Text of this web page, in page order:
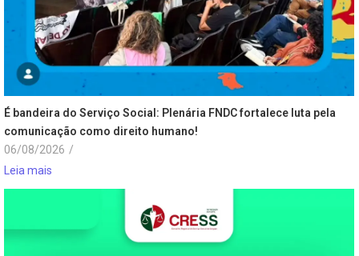
É bandeira do Serviço Social: Plenária FNDC fortalece luta pela
comunicação como direito humano!
06/08/2026 /
Leia mais